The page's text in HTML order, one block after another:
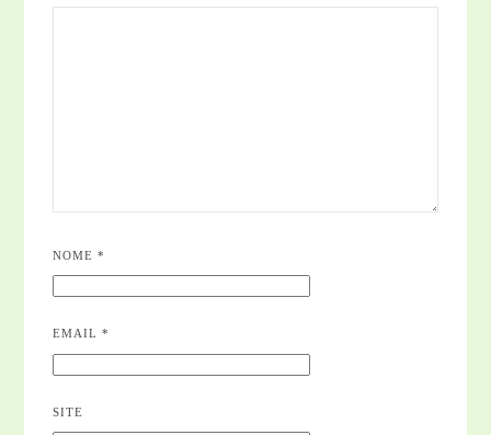
NOME*
EMAIL*
SITE